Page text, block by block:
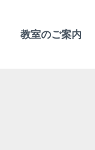
教室のご案内